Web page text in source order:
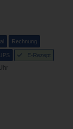
Rechnung
E-Rezept